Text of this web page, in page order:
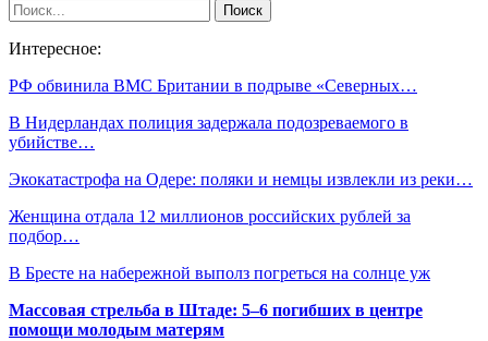
Интересное:
РФ обвинила ВМС Британии в подрыве «Северных…
В Нидерландах полиция задержала подозреваемого в
убийстве…
Экокатастрофа на Одере: поляки и немцы извлекли из реки…
Женщина отдала 12 миллионов российских рублей за
подбор…
В Бресте на набережной выполз погреться на солнце уж
Массовая стрельба в Штаде: 5–6 погибших в центре
помощи молодым матерям